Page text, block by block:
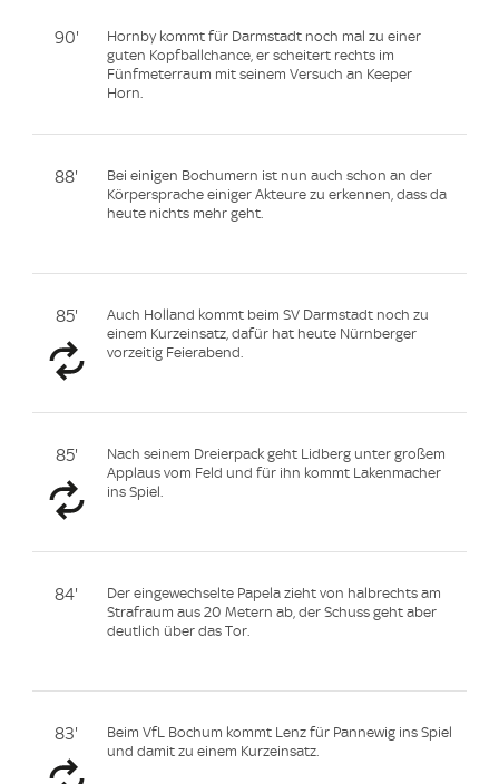
90'
Hornby kommt für Darmstadt noch mal zu einer
guten Kopfballchance, er scheitert rechts im
Fünfmeterraum mit seinem Versuch an Keeper
Horn.
88'
Bei einigen Bochumern ist nun auch schon an der
Körpersprache einiger Akteure zu erkennen, dass da
heute nichts mehr geht.
85'
Auch Holland kommt beim SV Darmstadt noch zu
einem Kurzeinsatz, dafür hat heute Nürnberger
vorzeitig Feierabend.
85'
Nach seinem Dreierpack geht Lidberg unter großem
Applaus vom Feld und für ihn kommt Lakenmacher
ins Spiel.
84'
Der eingewechselte Papela zieht von halbrechts am
Strafraum aus 20 Metern ab, der Schuss geht aber
deutlich über das Tor.
83'
Beim VfL Bochum kommt Lenz für Pannewig ins Spiel
und damit zu einem Kurzeinsatz.